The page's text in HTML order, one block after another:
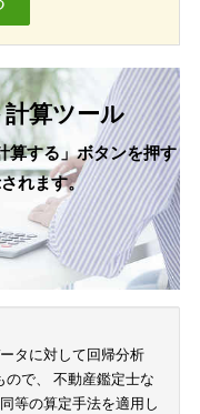
算ツール
算する」ボタンを押す
れます。
タに対して回帰分析
ので、 不動産鑑定士な
等の算定手法を適用し